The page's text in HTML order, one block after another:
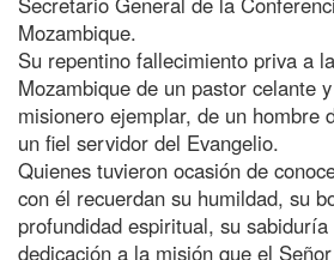
Mozambique.
Su repentino fallecimiento priva a
Mozambique de un pastor celante
misionero ejemplar, de un hombre
un fiel servidor del Evangelio.
Quienes tuvieron ocasión de
con él recuerdan su humildad, su
profundidad espiritual, su
dedicación a la misión que el